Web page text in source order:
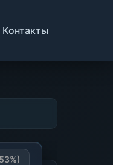
Контакты